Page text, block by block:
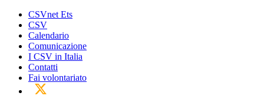
CSVnet Ets
CSV
Calendario
Comunicazione
I CSV in Italia
Contatti
Fai volontariato